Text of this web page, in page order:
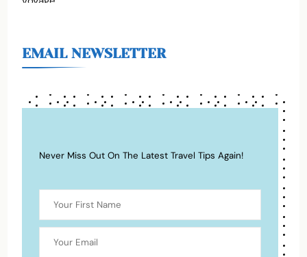
EMAIL NEWSLETTER
Never Miss Out On The Latest Travel Tips Again!